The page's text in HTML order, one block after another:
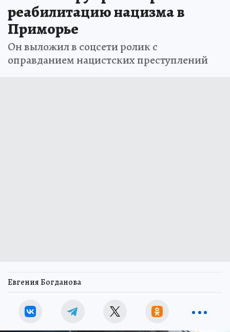
реабилитацию нацизма в
Приморье
Он выложил в соцсети ролик с
оправданием нацистских преступлений
Евгения Богданова